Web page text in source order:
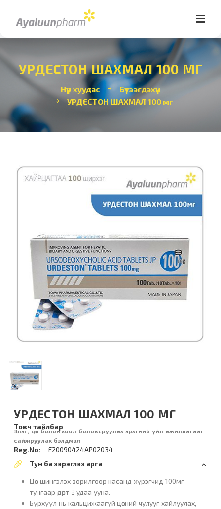
УРДЕСТОН ШАХМАЛ 100 МГ
Нүүр хуудас
Бүтээгдэхүүн
УРДЕСТОН ШАХМАЛ 100 мг
УРДЕСТОН ШАХМАЛ 100 МГ
Товч тайлбар
Элэг, цөс болон хоол боловсруулах эрхтний үйл ажиллагааг
сайжруулах бэлдмэл
Reg.No:
F20090424AP02034
Тун ба хэрэглэх арга
Цөс шингэлэх зорилгоор насанд хүрэгчид 100мг
тунгаар өдөрт 3 удаа ууна.
Бүрхүүл нь кальцижаагүй цөсний чулууг хайлуулах,